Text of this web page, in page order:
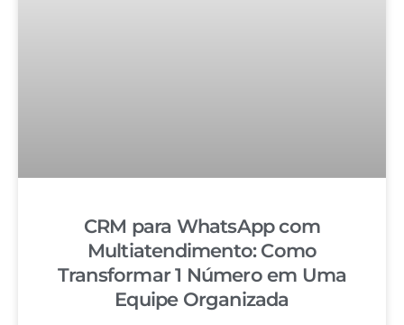
CRM para WhatsApp com
Multiatendimento: Como
Transformar 1 Número em Uma
Equipe Organizada